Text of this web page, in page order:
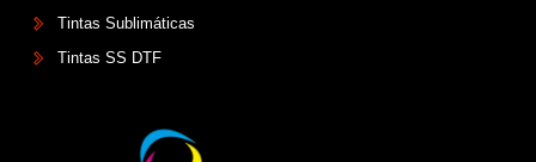
Tintas Sublimáticas
Tintas SS DTF